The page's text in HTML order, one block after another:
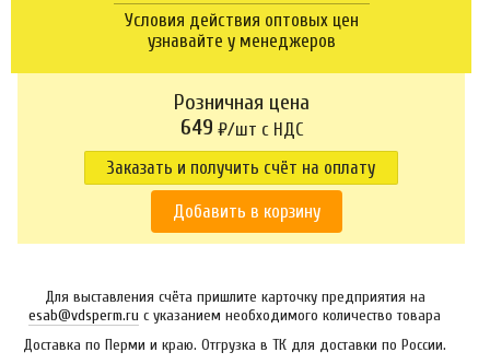
Условия действия оптовых цен
узнавайте у менеджеров
Розничная цена
649 ₽/шт c НДС
Заказать и получить счёт на оплату
Добавить в корзину
Для выставления счёта пришлите карточку предприятия на
esab@vdsperm.ru с указанием необходимого количество товара
Доставка по Перми и краю. Отгрузка в ТК для доставки по России.